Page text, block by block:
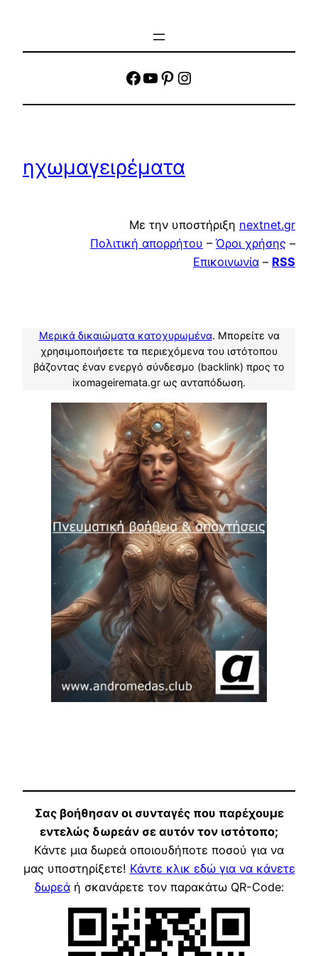
facebook
YouTube
Pinterest
Instagram
ηχωμαγειρέματα
Με την υποστήριξη nextnet.gr
Πολιτική απορρήτου – Όροι χρήσης –
Επικοινωνία – RSS
Μερικά δικαιώματα κατοχυρωμένα. Μπορείτε να
χρησιμοποιήσετε τα περιεχόμενα του ιστότοπου
βάζοντας έναν ενεργό σύνδεσμο (backlink) προς το
ixomageiremata.gr ως ανταπόδωση.
Σας βοήθησαν οι συνταγές που παρέχουμε
εντελώς δωρεάν σε αυτόν τον ιστότοπο;
Κάντε μια δωρεά οποιουδήποτε ποσού για να
μας υποστηρίξετε! Κάντε κλικ εδώ για να κάνετε
δωρεάή σκανάρετε τον παρακάτω QR-Code: